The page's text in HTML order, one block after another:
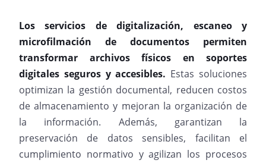
Los servicios de digitalización, escaneo y
microfilmación de documentos permiten
transformar archivos físicos en soportes
digitales seguros y accesibles. Estas soluciones
optimizan la gestión documental, reducen costos
de almacenamiento y mejoran la organización de
la información. Además, garantizan la
preservación de datos sensibles, facilitan el
cumplimiento normativo y agilizan los procesos